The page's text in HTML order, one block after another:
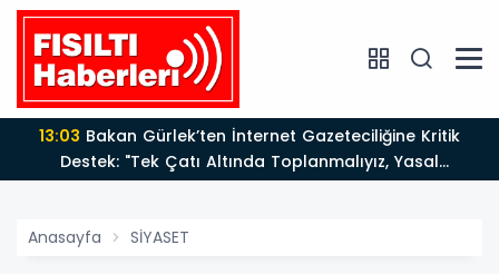
13:03
Destek: "Tek Çatı Altında Toplanmalıyız, Yasal
Düzenlemeye Hazırız"
Anasayfa SİYASET